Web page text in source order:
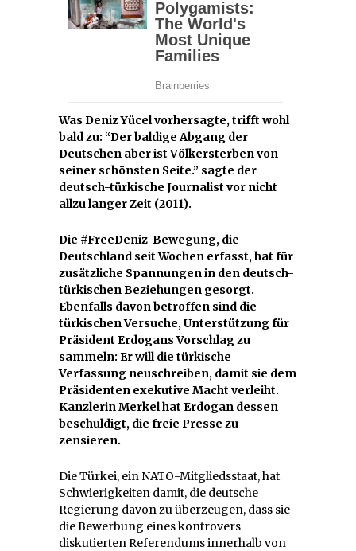
Was Deniz Yücel vorhersagte, trifft wohl
bald zu: “Der baldige Abgang der
Deutschen aber ist Völkersterben von
seiner schönsten Seite.” sagte der
deutsch-türkische Journalist vor nicht
allzu langer Zeit (2011).
Die #FreeDeniz-Bewegung, die
Deutschland seit Wochen erfasst, hat für
zusätzliche Spannungen in den deutsch-
türkischen Beziehungen gesorgt.
Ebenfalls davon betroffen sind die
türkischen Versuche, Unterstützung für
Präsident Erdogans Vorschlag zu
sammeln: Er will die türkische
Verfassung neuschreiben, damit sie dem
Präsidenten exekutive Macht verleiht.
Kanzlerin Merkel hat Erdogan dessen
beschuldigt, die freie Presse zu
zensieren.
Die Türkei, ein NATO-Mitgliedsstaat, hat
Schwierigkeiten damit, die deutsche
Regierung davon zu überzeugen, dass sie
die Bewerbung eines kontrovers
diskutierten Referendums innerhalb von